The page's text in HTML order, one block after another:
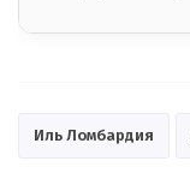
Иль Ломбардия